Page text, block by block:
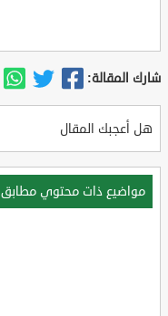
شارك المقالة:
هل أعجبك المقال
مواضيع ذات محتوي مطابق